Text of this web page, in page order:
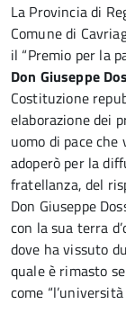
La Provincia di
Comune di
il “Premio per la
Don Giuseppe
Costituzione
elaborazione dei
uomo di pace
adoperò per la
fratellanza, del
Don Giuseppe
con la sua terra
dove ha vissuto
quale è rimasto
come